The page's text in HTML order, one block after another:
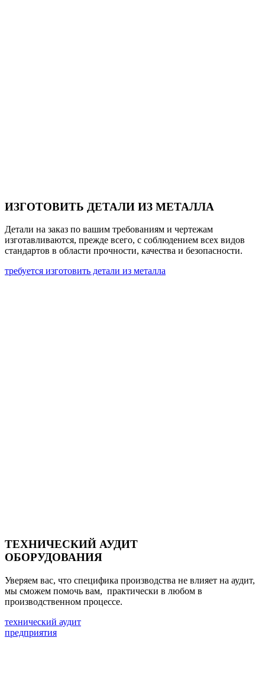
ИЗГОТОВИТЬ ДЕТАЛИ ИЗ МЕТАЛЛА
Детали на заказ по вашим требованиям и чертежам
изготавливаются, прежде всего, с соблюдением всех видов
стандартов в области прочности, качества и безопасности.
требуется изготовить детали из металла
ТЕХНИЧЕСКИЙ АУДИТ
ОБОРУДОВАНИЯ
Уверяем вас, что специфика производства не влияет на аудит,
мы сможем помочь вам, практически в любом в
производственном процессе.
технический аудит
предприятия